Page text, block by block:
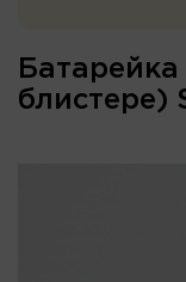
блистере)